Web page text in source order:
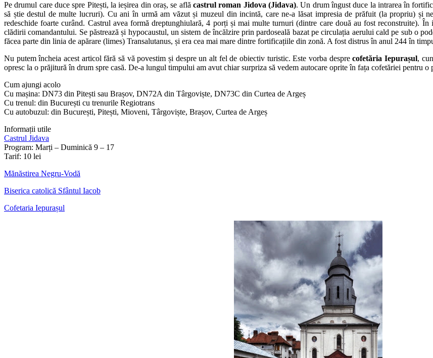
Pe drumul care duce spre Pitești, la ieșirea din oraș, se află castrul roman Jidova (Jidava). Un drum îngust duce la intrarea în
să știe destul de multe lucruri). Cu ani în urmă am văzut și muzeul din incintă, care ne-a lăsat impresia de prăfuit (la propriu) și
redeschide foarte curând. Castrul avea formă dreptunghiulară, 4 porți și mai multe turnuri (dintre care două au fost reconstruite).
clădirii comandantului. Se păstrează și hypocaustul, un sistem de încălzire prin pardoseală bazat pe circulația aerului cald pe sub o
făcea parte din linia de apărare (limes) Transalutanus, și era cea mai mare dintre fortificațiile din zonă. A fost distrus în anul 244 în
Nu putem încheia acest articol fără să vă povestim și despre un alt fel de obiectiv turistic. Este vorba desprecofetăria Iepurașul,
opresc la o prăjitură în drum spre casă. De-a lungul timpului am avut chiar surpriza să vedem autocare oprite în fața cofetăriei pentru
Cum ajungi acolo
Cu mașina: DN73 din Pitești sau Brașov, DN72A din Târgoviște, DN73C din Curtea de Argeș
Cu trenul: din București cu trenurile Regiotrans
Cu autobuzul: din București, Pitești, Mioveni, Târgoviște, Brașov, Curtea de Argeș
Informații utile
Castrul Jidava
Program: Marți – Duminică 9 – 17
Tarif: 10 lei
Mănăstirea Negru-Vodă
Biserica catolică Sfântul Iacob
Cofetaria Iepurașul